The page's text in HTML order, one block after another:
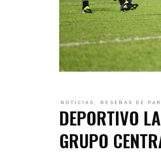
NOTICIAS , RESEÑAS DE
DEPORTIVO
GRUPO